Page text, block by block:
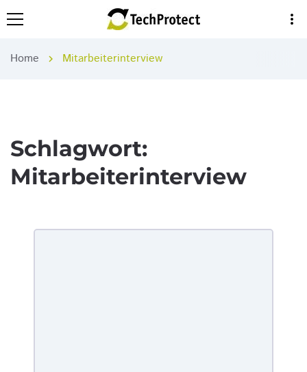
more_vert
Home chevron_right Mitarbeiterinterview
Schlagwort:
Mitarbeiterinterview